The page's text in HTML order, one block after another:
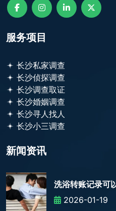
服务项目
长沙私家调查
长沙侦探调查
长沙调查取证
长沙婚姻调查
长沙寻人找人
长沙小三调查
新闻资讯
洗浴转账记录可
2026-01-19